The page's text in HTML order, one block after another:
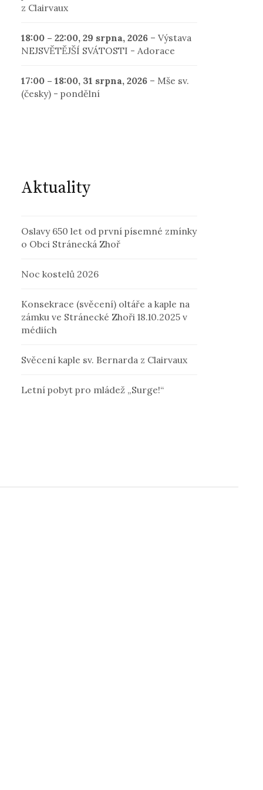
z Clairvaux
18:00 – 22:00,29 srpna, 2026 –Výstava
NEJSVĚTĚJŠÍ SVÁTOSTI - Adorace
17:00 – 18:00, 31 srpna, 2026 – Mše sv.
(česky) - pondělní
Aktuality
Oslavy 650 let od první písemné zmínky
o Obci Stránecká Zhoř
Noc kostelů 2026
Konsekrace (svěcení) oltáře a kaple na
zámku ve Stránecké Zhoři 18.10.2025 v
médiích
Svěcení kaple sv. Bernarda z Clairvaux
Letní pobyt pro mládež „Surge!“